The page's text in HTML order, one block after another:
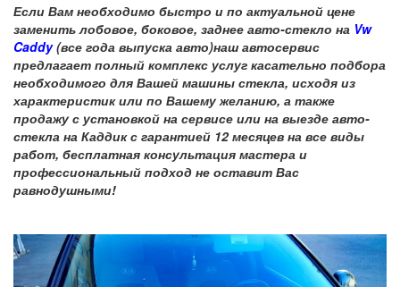
Если Вам необходимо быстро и по актуальной цене
заменить лобовое, боковое, заднее авто-стекло на Vw
Caddy(все года выпуска авто)наш автосервис
предлагает полный комплекс услуг касательно подбора
необходимого для Вашей машины стекла, исходя из
характеристик или по Вашему желанию, а также
продажу с установкой на сервисе или на выезде авто-
стекла на Каддик с гарантией 12 месяцев на все виды
работ, бесплатная консультация мастера и
профессиональный подход не оставит Вас
равнодушными!